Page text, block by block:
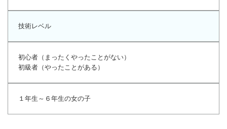
技術レベル
初心者（まったくやったことがない）
初級者（やったことがある）
１年生～６年生の女の子